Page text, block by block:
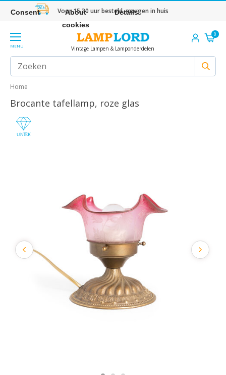
Voor 15.30 uur besteld, morgen in huis
MENU Vintage Lampen & Lamponderdelen
0
Home
Brocante tafellamp, roze glas
Consent
About
cookies
Details